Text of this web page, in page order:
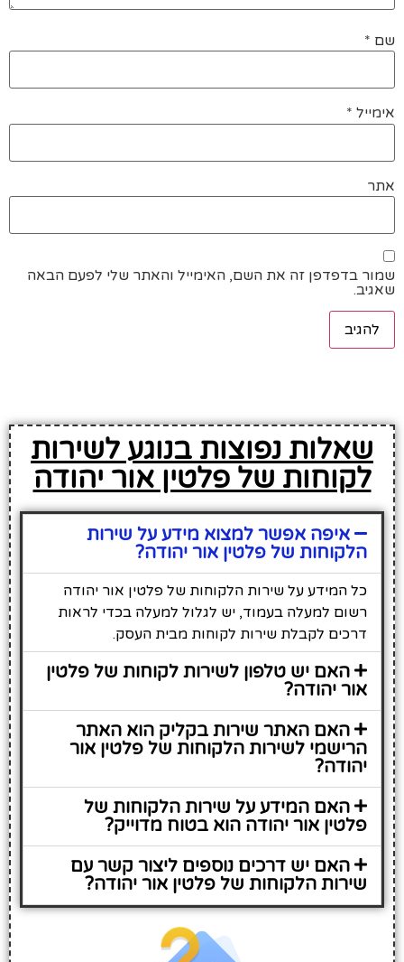
שם *
אימייל *
אתר
שמור בדפדפן זה את השם, האימייל והאתר שלי לפעם הבאה
שאגיב.
שאלות נפוצות בנוגע לשירות
לקוחות של פלטין אור יהודה
איפה אפשר למצוא מידע על שירות
הלקוחות של פלטין אור יהודה?
כל המידע על שירות הלקוחות של פלטין אור יהודה
רשום למעלה בעמוד, יש לגלול למעלה בכדי לראות
דרכים לקבלת שירות לקוחות מבית העסק.
האם יש טלפון לשירות לקוחות של פלטין
אור יהודה?
האם האתר שירות בקליק הוא האתר
הרישמי לשירות הלקוחות של פלטין אור
יהודה?
האם המידע על שירות הלקוחות של
פלטין אור יהודה הוא בטוח מדוייק?
האם יש דרכים נוספים ליצור קשר עם
שירות הלקוחות של פלטין אור יהודה?